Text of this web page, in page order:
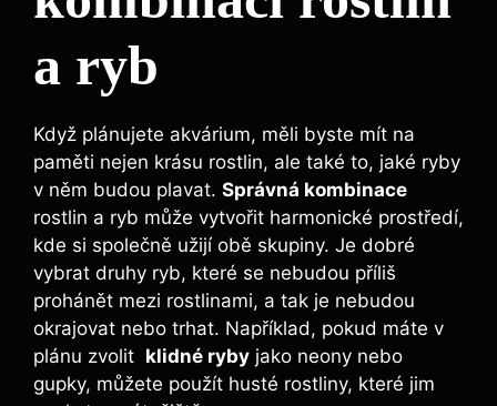
a ryb
Když plánujete akvárium, měli byste ⁣mít na
paměti nejen krásu rostlin, ale ​také to, jaké ⁣ryby
v něm budou plavat. Správná kombinace
rostlin a ryb⁢ může vytvořit harmonické prostředí,
‍kde si společně užijí obě skupiny.⁢ Je dobré
vybrat druhy ryb, které se ‌nebudou příliš
prohánět mezi ‍rostlinami, a tak je nebudou
okrajovat nebo trhat. Například, ‌pokud​ máte v
⁣plánu ‌zvolit ​ klidné ⁣ryby ⁣jako neony nebo
gupky,‌ můžete použít husté rostliny,⁢ které jim⁤